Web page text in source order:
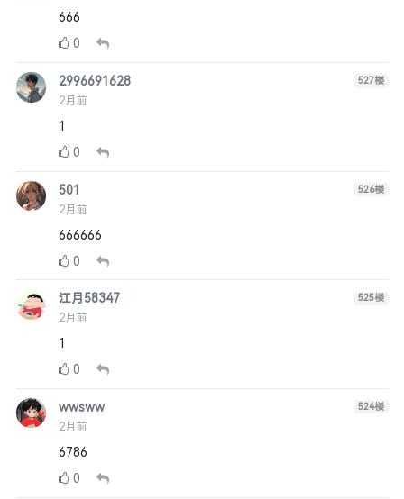
666
0
2996691628
2月前
527楼
1
0
501
2月前
526楼
666666
0
江月58347
2月前
525楼
1
0
wwsww
2月前
524楼
6786
0